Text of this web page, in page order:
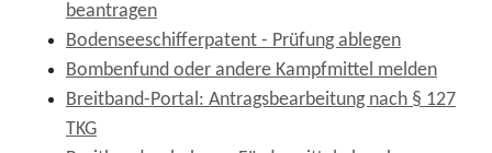
beantragen
Bodenseeschifferpatent - Prüfung ablegen
Bombenfund oder andere Kampfmittel melden
Breitband-Portal: Antragsbearbeitung nach § 127
TKG